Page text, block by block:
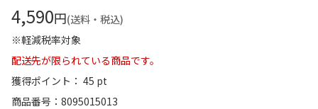
4,590円(送料・税込)
※軽減税率対象
配送先が限られている商品です。
獲得ポイント： 45 pt
商品番号
8095015013